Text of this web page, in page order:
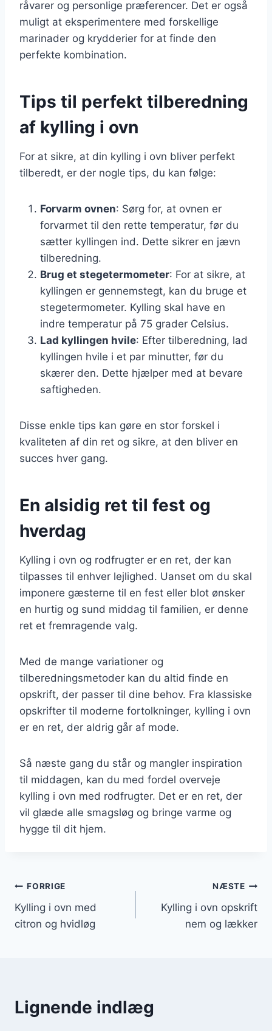
råvarer og personlige præferencer. Det er også
muligt at eksperimentere med forskellige
marinader og krydderier for at finde den
perfekte kombination.
Tips til perfekt tilberedning
af kylling i ovn
For at sikre, at din kylling i ovn bliver perfekt
tilberedt, er der nogle tips, du kan følge:
Forvarm ovnen: Sørg for, at ovnen er
forvarmet til den rette temperatur, før du
sætter kyllingen ind. Dette sikrer en jævn
tilberedning.
Brug et stegetermometer: For at sikre, at
kyllingen er gennemstegt, kan du bruge et
stegetermometer. Kylling skal have en
indre temperatur på 75 grader Celsius.
Lad kyllingen hvile: Efter tilberedning, lad
kyllingen hvile i et par minutter, før du
skærer den. Dette hjælper med at bevare
saftigheden.
Disse enkle tips kan gøre en stor forskel i
kvaliteten af din ret og sikre, at den bliver en
succes hver gang.
En alsidig ret til fest og
hverdag
Kylling i ovn og rodfrugter er en ret, der kan
tilpasses til enhver lejlighed. Uanset om du skal
imponere gæsterne til en fest eller blot ønsker
en hurtig og sund middag til familien, er denne
ret et fremragende valg.
Med de mange variationer og
tilberedningsmetoder kan du altid finde en
opskrift, der passer til dine behov. Fra klassiske
opskrifter til moderne fortolkninger, kylling i ovn
er en ret, der aldrig går af mode.
Så næste gang du står og mangler inspiration
til middagen, kan du med fordel overveje
kylling i ovn med rodfrugter. Det er en ret, der
vil glæde alle smagsløg og bringe varme og
hygge til dit hjem.
Indlægsnavigation
FORRIGE
Kylling i ovn med
citron og hvidløg
NÆSTE
Kylling i ovn opskrift
nem og lækker
Lignende indlæg